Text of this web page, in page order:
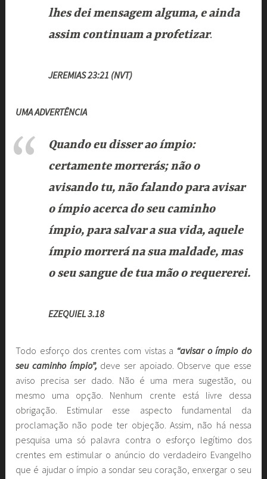
lhes dei mensagem alguma, e ainda
assim continuam a profetizar.
JEREMIAS 23:21 (NVT)
UMA ADVERTÊNCIA
Quando eu disser ao ímpio:
certamente morrerás; não o
avisando tu, não falando para avisar
o ímpio acerca do seu caminho
ímpio, para salvar a sua vida, aquele
ímpio morrerá na sua maldade, mas
o seu sangue de tua mão o requererei.
EZEQUIEL 3.18
Todo esforço dos crentes com vistas a “avisar o ímpio do
seu caminho ímpio”, deve ser apoiado. Observe que esse
aviso precisa ser dado. Não é uma mera sugestão, ou
mesmo uma opção. Nenhum crente está livre dessa
obrigação. Estimular esse aspecto fundamental da
proclamação não pode ter objeção. Assim, não há nessa
pesquisa uma só palavra contra o esforço legítimo dos
crentes em estimular o anúncio do verdadeiro Evangelho
que é ajudar o ímpio a sondar seu coração, enxergar o seu